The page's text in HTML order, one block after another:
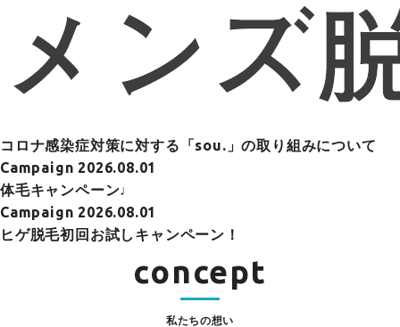
コロナ感染症対策に対する「sou.」の取り組みについて
Campaign 2026.08.01
体毛キャンペーン♩
Campaign 2026.08.01
ヒゲ脱毛初回お試しキャンペーン！
concept
私たちの想い